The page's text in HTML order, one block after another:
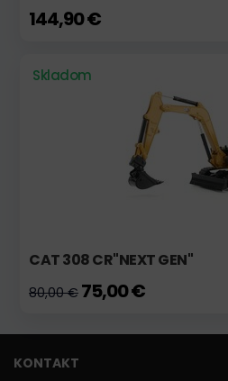
144,90 €
Skladom
CAT 308 CR"NEXT GEN"
80,00 € 75,00 €
KONTAKT